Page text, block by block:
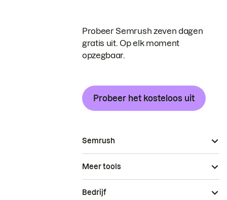
Probeer Semrush zeven dagen
gratis uit. Op elk moment
opzegbaar.
Probeer het kosteloos uit
Semrush
Meer tools
Bedrijf